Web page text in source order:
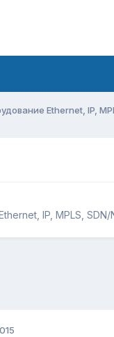
Ethernet, IP,
IP, MPLS, SDN/